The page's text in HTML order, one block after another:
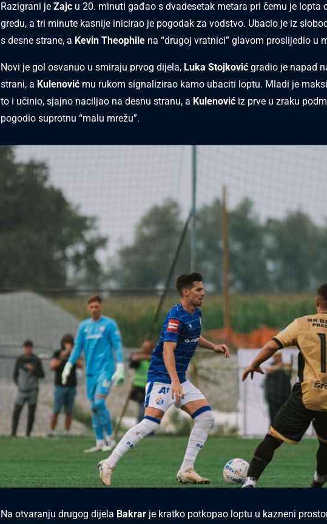
Razigrani je Zajc u 20. minuti gađao s dvadesetak metara pri čemu je lopta
gredu, a tri minute kasnije inicirao je pogodak za vodstvo. Ubacio je iz
s desne strane, a Kevin Theophile na “drugoj vratnici” glavom proslijedio u
Novi je gol osvanuo u smiraju prvog dijela, Luka Stojković gradio je napad
strani, a Kulenović mu rukom signalizirao kamo ubaciti loptu. Mladi je
to i učinio, sjajno naciljao na desnu stranu, a Kulenović iz prve u zraku
pogodio suprotnu “malu mrežu”.
Na otvaranju drugog dijela Bakrar je kratko potkopao loptu u kazneni